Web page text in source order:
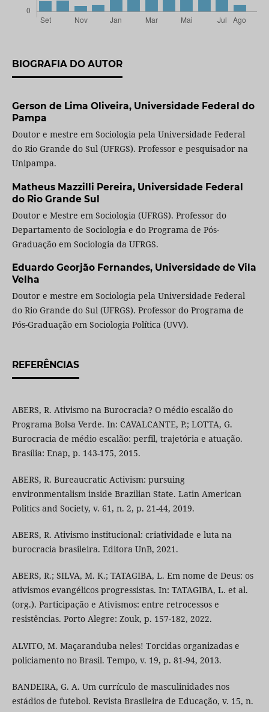
BIOGRAFIA DO AUTOR
Gerson de Lima Oliveira, Universidade Federal do
Pampa
Doutor e mestre em Sociologia pela Universidade Federal
do Rio Grande do Sul (UFRGS). Professor e pesquisador na
Unipampa.
Matheus Mazzilli Pereira, Universidade Federal
do Rio Grande Sul
Doutor e Mestre em Sociologia (UFRGS). Professor do
Departamento de Sociologia e do Programa de Pós-
Graduação em Sociologia da UFRGS.
Eduardo Georjão Fernandes, Universidade de Vila
Velha
Doutor e mestre em Sociologia pela Universidade Federal
do Rio Grande do Sul (UFRGS). Professor do Programa de
Pós-Graduação em Sociologia Política (UVV).
REFERÊNCIAS
ABERS, R. Ativismo na Burocracia? O médio escalão do
Programa Bolsa Verde. In: CAVALCANTE, P.; LOTTA, G.
Burocracia de médio escalão: perfil, trajetória e atuação.
Brasília: Enap, p. 143-175, 2015.
ABERS, R. Bureaucratic Activism: pursuing
environmentalism inside Brazilian State. Latin American
Politics and Society, v. 61, n. 2, p. 21-44, 2019.
ABERS, R. Ativismo institucional: criatividade e luta na
burocracia brasileira. Editora UnB, 2021.
ABERS, R.; SILVA, M. K.; TATAGIBA, L. Em nome de Deus: os
ativismos evangélicos progressistas. In: TATAGIBA, L. et al.
(org.). Participação e Ativismos: entre retrocessos e
resistências. Porto Alegre: Zouk, p. 157-182, 2022.
ALVITO, M. Maçaranduba neles! Torcidas organizadas e
policiamento no Brasil. Tempo, v. 19, p. 81-94, 2013.
BANDEIRA, G. A. Um currículo de masculinidades nos
estádios de futebol. Revista Brasileira de Educação, v. 15, n.